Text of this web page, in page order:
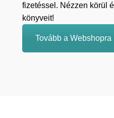
fizetéssel. Nézzen körül
könyveit!
Tovább a Webshopra